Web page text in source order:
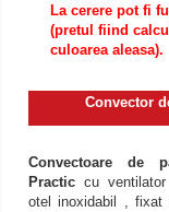
La cerere pot fi
(pretul fiind
culoarea aleasa).
Convector
Convectoare de
Practic cu
otel inoxidabil , fixat